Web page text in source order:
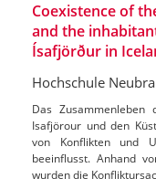
Coexistence of
and the
Ísafjörður in
Hochschule
Das Zusammenleben
Isafjörour und den
von Konflikten und
beeinflusst. Anhand
wurden die